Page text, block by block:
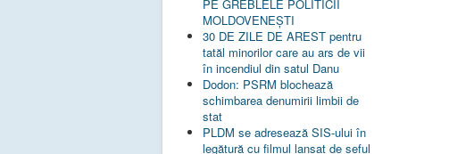
PE GREBLELE POLITICII
MOLDOVENEȘTI
30 DE ZILE DE AREST pentru
tatăl minorilor care au ars de vii
în incendiul din satul Danu
Dodon: PSRM blochează
schimbarea denumirii limbii de
stat
PLDM se adresează SIS-ului în
legătură cu filmul lansat de șeful